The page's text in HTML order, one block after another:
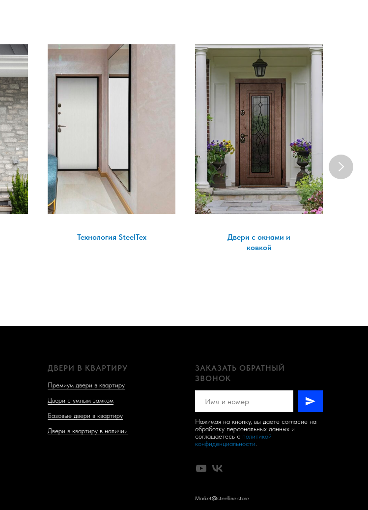
Технология SteelTex
Двери с окнами и
ковкой
ДВЕРИ В КВАРТИРУ
Премиум двери в квартиру
Двери с умным замком
Базовые двери в квартиру
Двери в квартиру в наличии
ЗАКАЗАТЬ ОБРАТНЫЙ
ЗВОНОК
Нажимая на кнопку, вы даете согласие на
обработку персональных данных и
соглашаетесь c политикой
конфиденциальности.
Market@steelline.store